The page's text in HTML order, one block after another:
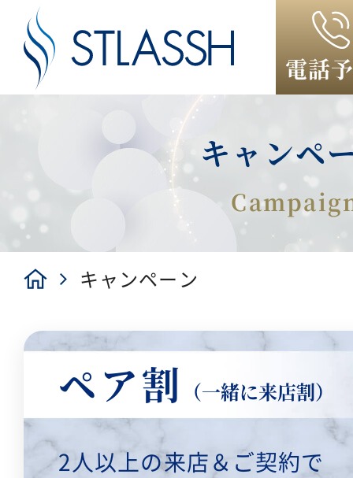
電話
キャンペ
キャンペーン
ペア割 （一緒に来店割）
2人以上の来店＆ご契約で